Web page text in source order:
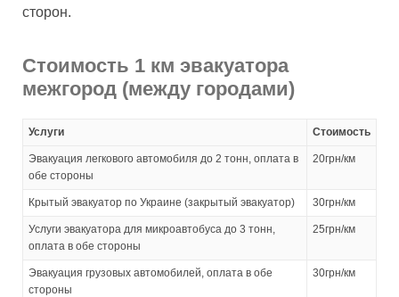
сторон.
Стоимость 1 км эвакуатора
межгород (между городами)
Услуги Стоимость
Эвакуация легкового автомобиля до 2 тонн, оплата в
обе стороны
20грн/км
Крытый эвакуатор по Украине (закрытый эвакуатор) 30грн/км
Услуги эвакуатора для микроавтобуса до 3 тонн,
оплата в обе стороны
25грн/км
Эвакуация грузовых автомобилей, оплата в обе
стороны
30грн/км